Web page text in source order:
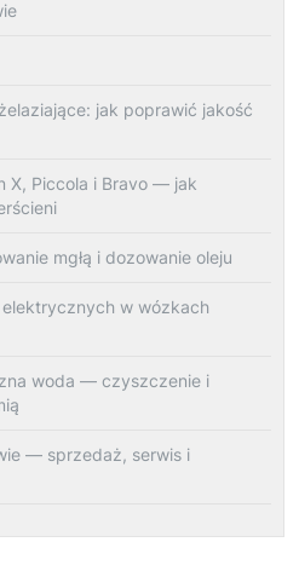
jak poprawić jakość
X, Piccola i Bravo — jak
mgłą i dozowanie oleju
w wózkach
woda — czyszczenie i
— sprzedaż, serwis i